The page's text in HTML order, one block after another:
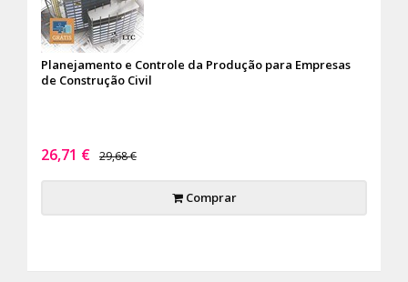
Planejamento e Controle da Produção para Empresas
de Construção Civil
26,71 € 29,68 €
Comprar